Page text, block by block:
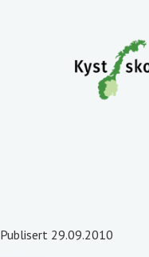
Publisert 29.09.2010